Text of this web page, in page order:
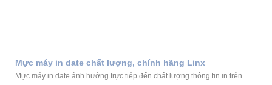
Mực máy in date chất lượng, chính hãng Linx
Mực máy in date ảnh hưởng trực tiếp đến chất lượng thông tin in trên...